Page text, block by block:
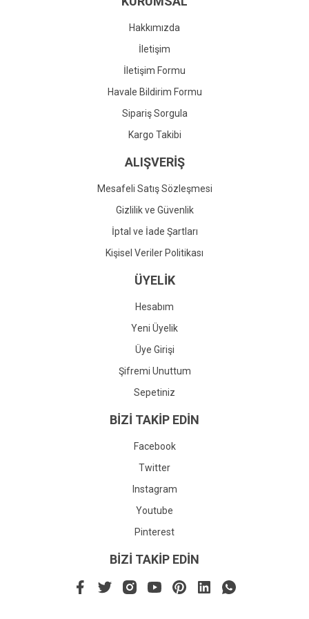
Gönder
Hakkımızda
İletişim
İletişim Formu
Havale Bildirim Formu
Sipariş Sorgula
Kargo Takibi
ALIŞVERİŞ
Mesafeli Satış Sözleşmesi
Gizlilik ve Güvenlik
İptal ve İade Şartları
Kişisel Veriler Politikası
ÜYELİK
Hesabım
Yeni Üyelik
Üye Girişi
Şifremi Unuttum
Sepetiniz
BİZİ TAKİP EDİN
Facebook
Twitter
Instagram
Youtube
Pinterest
BİZİ TAKİP EDİN